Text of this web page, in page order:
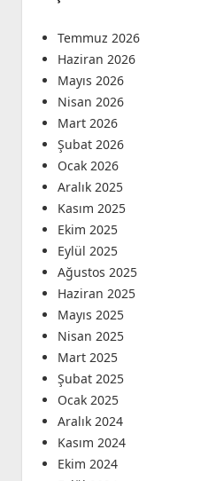
Temmuz 2026
Haziran 2026
Mayıs 2026
Nisan 2026
Mart 2026
Şubat 2026
Ocak 2026
Aralık 2025
Kasım 2025
Ekim 2025
Eylül 2025
Ağustos 2025
Haziran 2025
Mayıs 2025
Nisan 2025
Mart 2025
Şubat 2025
Ocak 2025
Aralık 2024
Kasım 2024
Ekim 2024